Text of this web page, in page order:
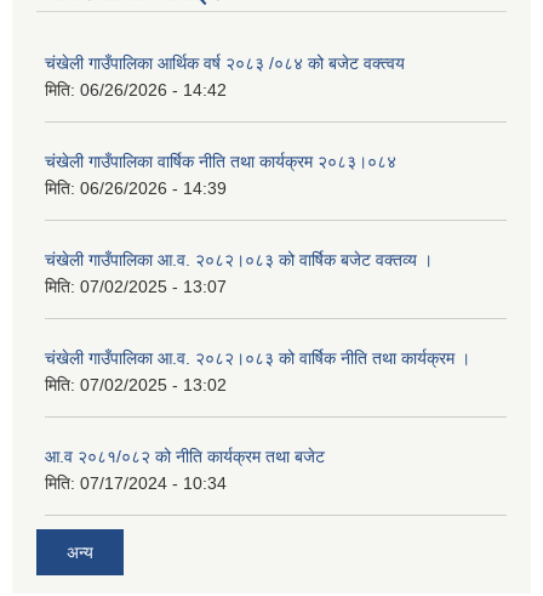
चंखेली गाउँपालिका आर्थिक वर्ष २०८३ /०८४ को बजेट वक्त्वय
मिति: 06/26/2026 - 14:42
चंखेली गाउँपालिका वार्षिक नीति तथा कार्यक्रम २०८३।०८४
मिति: 06/26/2026 - 14:39
चंखेली गाउँपालिका आ.व. २०८२।०८३ को वार्षिक बजेट वक्तव्य ।
मिति: 07/02/2025 - 13:07
चंखेली गाउँपालिका आ.व. २०८२।०८३ को वार्षिक नीति तथा कार्यक्रम ।
मिति: 07/02/2025 - 13:02
आ.व २०८१/०८२ को नीति कार्यक्रम तथा बजेट
मिति: 07/17/2024 - 10:34
अन्य